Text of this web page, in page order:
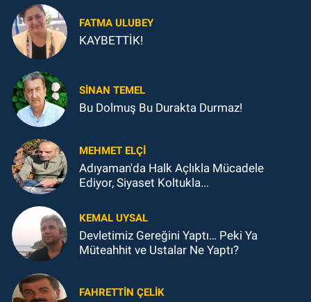
FATMA ULUBEY
KAYBETTİK!
SINAN TEMEL
Bu Dolmuş Bu Durakta Durmaz!
MEHMET ELÇI
Adıyaman'da Halk Açlıkla Mücadele
Ediyor, Siyaset Koltukla...
KEMAL UYSAL
Devletimiz Gereğini Yaptı… Peki Ya
Müteahhit ve Ustalar Ne Yaptı?
FAHRETTIN ÇELİK